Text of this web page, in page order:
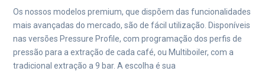
Os nossos modelos premium, que dispõem das funcionalidades
mais avançadas do mercado, são de fácil utilização. Disponíveis
nas versões Pressure Profile, com programação dos perfis de
pressão para a extração de cada café, ou Multiboiler, com a
tradicional extração a 9 bar. A escolha é sua